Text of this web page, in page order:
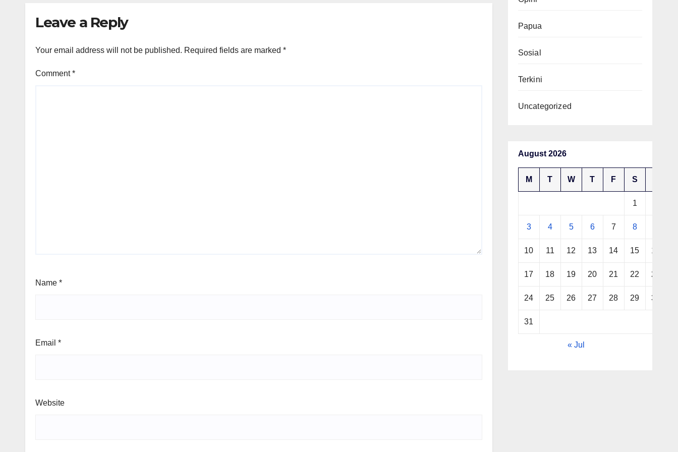
Leave a Reply
Your email address will not be published. Required fields are marked *
Comment*
Name *
Email *
Website
Papua
Sosial
Terkini
Uncategorized
August 2026
M T W T F S
1
3 4 5 6 7 8
10 11 12 13 14 15 16
17 18 19 20 21 22 23
24 25 26 27 28 29 30
31
« Jul